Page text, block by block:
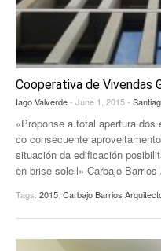
Cooperativa de Vivendas
Iago Valverde- June 1, 2015 -
«Proponse a total apertura
co consecuente
situación da edificación
en brise soleil» Carbajo Barrios
Tags: 2015, Carbajo Barrios